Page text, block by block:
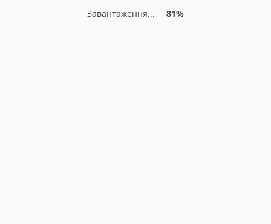
Завантаження... 81%